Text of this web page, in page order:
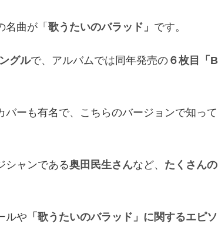
名曲が「 歌うたいのバラッド」 です。
グルで、アルバムでは同年発売の ６枚目「
バーも有名で、こちらのバージョンで知っ
シャンである奥田民生さんなど、 たくさん
ルや 「歌うたいのバラッド」に関するエピ